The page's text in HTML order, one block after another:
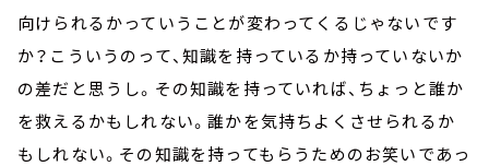
向けられるかっていうことが変わってくるじゃないです
か？こういうのって、知識を持っているか持っていないか
の差だと思うし。その知識を持っていれば、ちょっと誰か
を救えるかもしれない。誰かを気持ちよくさせられるか
もしれない。その知識を持ってもらうためのお笑いであっ